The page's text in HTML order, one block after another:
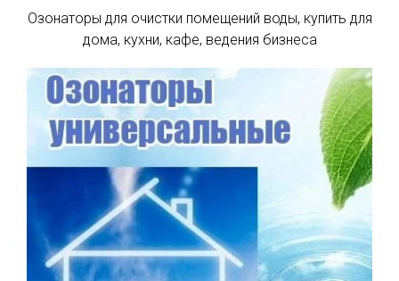
Озонаторы для очистки помещений воды, купить для
дома, кухни, кафе, ведения бизнеса